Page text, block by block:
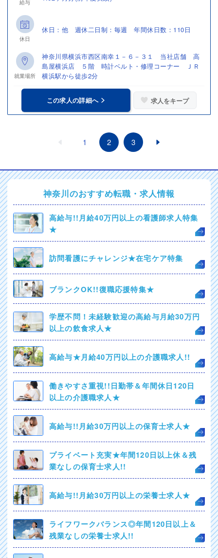
給与
休日
休日：他 週休二日制：毎週 年間休日数：110日
就業場所
神奈川県横浜市西区南幸１－６－３１ 当社店舗 高
島屋横浜店 ５階 時計ベルト・修理コーナー ＪＲ
横浜駅から徒歩2分
この求人の詳細へ 求人をキープ
1 2 3
神奈川のおすすめ転職・求人情報
高給与!!月給40万円以上の看護師求人特集
★
訪問看護にチャレンジ★在宅ケア特集
ブランクOK!!復職応援特集★
学歴不問！未経験歓迎の高給与月給30万円
以上の飲食求人★
高給与★月給40万円以上の介護職求人!!
働きやすさ重視!!日勤帯＆年間休日120日
以上の介護職求人★
高給与!!月給30万円以上の保育士求人★
プライベート充実★年間120日以上休＆残
業なしの保育士求人!!
高給与!!月給30万円以上の栄養士求人★
ライフワークバランス◎年間120日以上＆
残業なしの栄養士求人!!